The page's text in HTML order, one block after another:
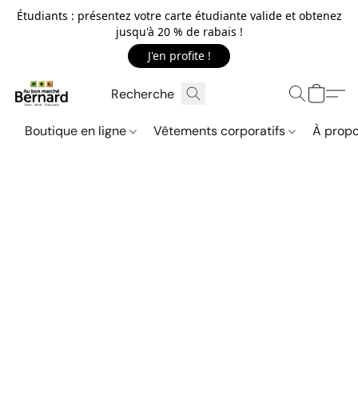
Étudiants : présentez votre carte étudiante valide et obtenez
jusqu'à 20 % de rabais !
J'en profite !
Boutique en ligne Vêtements corporatifs À